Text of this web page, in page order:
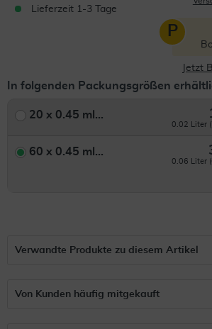
Lieferzeit 1-3 Tage
P
Jetzt
In folgenden Packungsgrößen
20 x 0.45 ml...
0.02 Liter
60 x 0.45 ml...
0.06 Liter
Verwandte Produkte zu diesem Artikel
Von Kunden häufig mitgekauft